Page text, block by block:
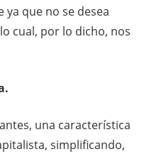
que no se desea
cual, por lo dicho, nos
una característica
simplificando,